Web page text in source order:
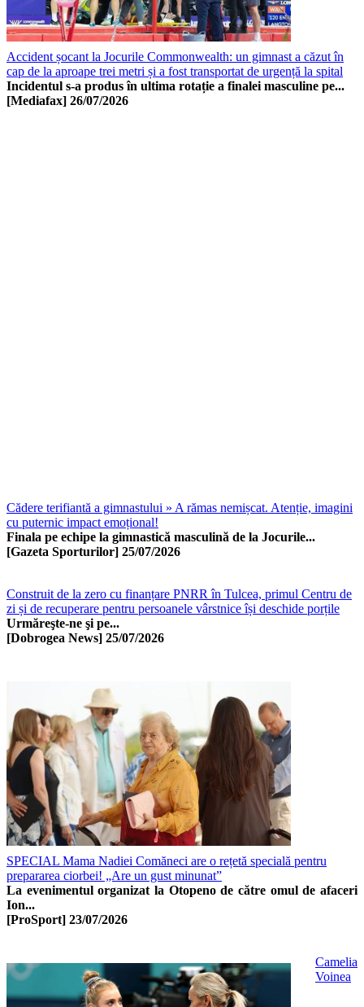
Accident șocant la Jocurile Commonwealth: un gimnast a căzut în
cap de la aproape trei metri și a fost transportat de urgență la spital
Incidentul s-a produs în ultima rotație a finalei masculine pe...
[Mediafax] 26/07/2026
Cădere terifiantă a gimnastului » A rămas nemișcat. Atenție, imagini
cu puternic impact emoțional!
Finala pe echipe la gimnastică masculină de la Jocurile...
[Gazeta Sporturilor] 25/07/2026
Construit de la zero cu finanțare PNRR în Tulcea, primul Centru de
zi și de recuperare pentru persoanele vârstnice își deschide porțile
Urmăreşte-ne şi pe...
[Dobrogea News] 25/07/2026
SPECIAL Mama Nadiei Comăneci are o rețetă specială pentru
prepararea ciorbei! „Are un gust minunat”
La evenimentul organizat la Otopeno de către omul de afaceri
Ion...
[ProSport] 23/07/2026
Camelia
Voinea